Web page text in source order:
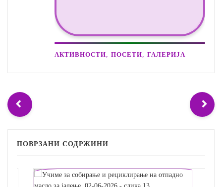
АКТИВНОСТИ,ПОСЕТИ,ГАЛЕРИЈА
ПОВРЗАНИ СОДРЖИНИ